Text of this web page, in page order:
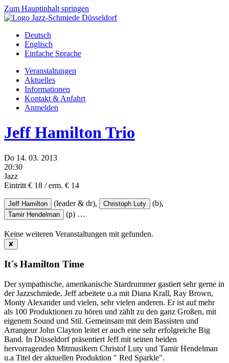
Zum Hauptinhalt springen
Deutsch
Englisch
Einfache Sprache
Veranstaltungen
Aktuelles
Informationen
Kontakt & Anfahrt
Anmelden
Jeff Hamilton Trio
Do 14. 03. 2013
20:30
Jazz
Eintritt € 18 / erm. € 14
Jeff Hamilton (leader & dr), Christoph Luty (b),
Tamir Hendelman (p) …
Keine weiteren Veranstaltungen mit gefunden.
✘
It´s Hamilton Time
Der sympathische, amerikanische Stardrummer gastiert sehr gerne in
der Jazzschmiede. Jeff arbeitete u.a mit Diana Krall, Ray Brown,
Monty Alexander und vielen, sehr vielen anderen. Er ist auf mehr
als 100 Produktionen zu hören und zählt zu den ganz Großen, mit
eigenem Sound und Stil. Gemeinsam mit dem Bassisten und
Arrangeur John Clayton leitet er auch eine sehr erfolgreiche Big
Band. In Düsseldorf präsentiert Jeff mit seinen beiden
hervorragenden Mitmusikern Christof Luty und Tamir Hendelman
u.a Titel der aktuellen Produktion " Red Sparkle".